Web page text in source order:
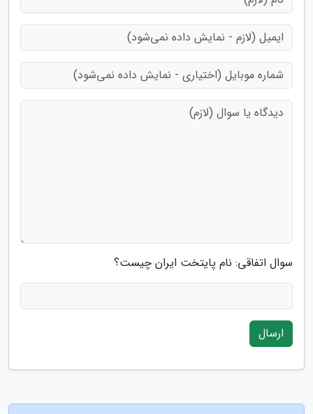
سوال اتفاقی: نام پایتخت ایران چیست؟
ارسال